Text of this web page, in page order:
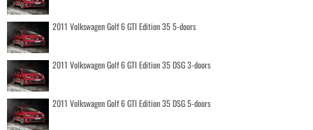
2011 Volkswagen Golf 6 GTI Edition 35 5-doors
2011 Volkswagen Golf 6 GTI Edition 35 DSG 3-doors
2011 Volkswagen Golf 6 GTI Edition 35 DSG 5-doors